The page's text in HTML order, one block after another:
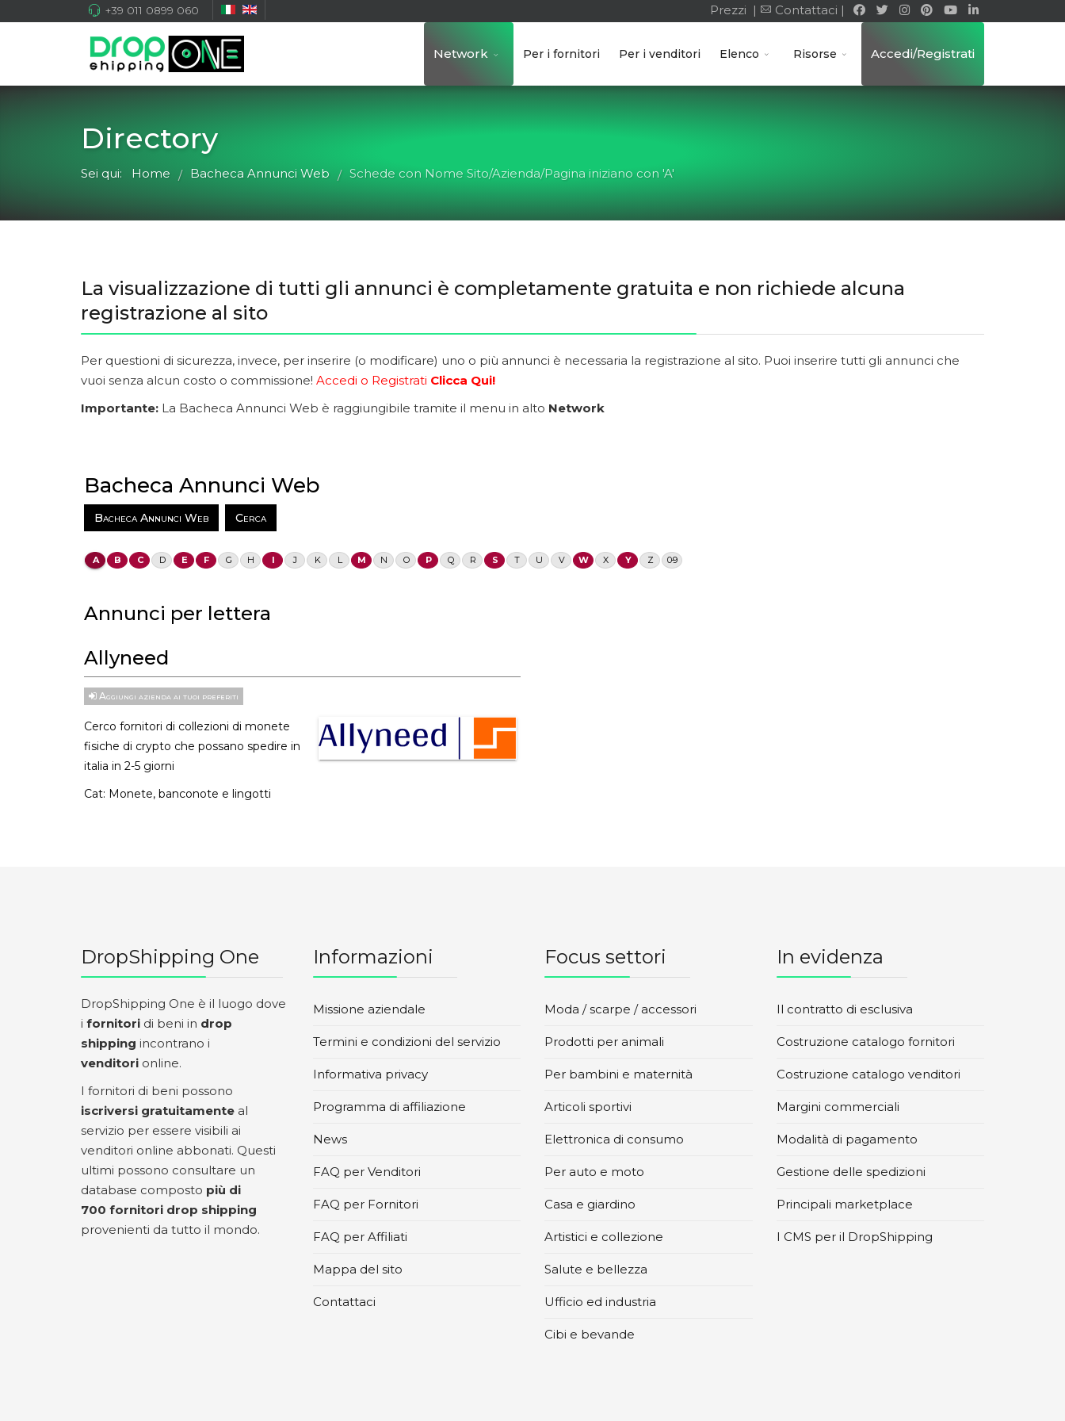
+39 011 0899 060 Prezzi | Contattaci |
Network Per i fornitori Per i venditori Elenco Risorse Accedi/Registrati
Directory
Sei qui: Home / Bacheca Annunci Web / Schede con Nome Sito/Azienda/Pagina iniziano con 'A'
La visualizzazione di tutti gli annunci è completamente gratuita e non richiede alcuna
registrazione al sito
Per questioni di sicurezza, invece, per inserire (o modificare) uno o più annunci è necessaria la registrazione al sito. Puoi inserire tutti gli annunci che
vuoi senza alcun costo o commissione! Accedi o Registrati Clicca Qui!
Importante: La Bacheca Annunci Web è raggiungibile tramite il menu in alto Network
Bacheca Annunci Web
Bacheca Annunci Web Cerca
A B C D E F G H I J K L M N O P Q R S T U V W X Y Z 0-9
Annunci per lettera
Allyneed
Aggiungi azienda ai tuoi preferiti
Cerco fornitori di collezioni di monete
fisiche di crypto che possano spedire in
italia in 2-5 giorni
Cat: Monete, banconote e lingotti
DropShipping One
DropShipping One è il luogo dove
i fornitori di beni in drop
shipping incontrano i
venditori online.
I fornitori di beni possono
iscriversi gratuitamente al
servizio per essere visibili ai
venditori online abbonati. Questi
ultimi possono consultare un
database composto più di
700 fornitori drop shipping
provenienti da tutto il mondo.
Informazioni
Missione aziendale
Termini e condizioni del servizio
Informativa privacy
Programma di affiliazione
News
FAQ per Venditori
FAQ per Fornitori
FAQ per Affiliati
Mappa del sito
Contattaci
Focus settori
Moda / scarpe / accessori
Prodotti per animali
Per bambini e maternità
Articoli sportivi
Elettronica di consumo
Per auto e moto
Casa e giardino
Artistici e collezione
Salute e bellezza
Ufficio ed industria
Cibi e bevande
In evidenza
Il contratto di esclusiva
Costruzione catalogo fornitori
Costruzione catalogo venditori
Margini commerciali
Modalità di pagamento
Gestione delle spedizioni
Principali marketplace
I CMS per il DropShipping